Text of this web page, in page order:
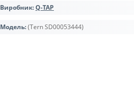
Виробник:Q-TAP
Модель:(Tern SD00053444)